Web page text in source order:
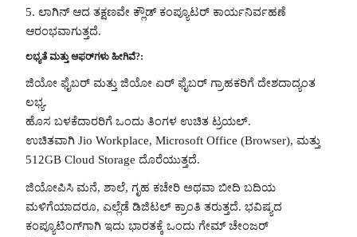
5. ಲಾಗಿನ್ ಆದ ತಕ್ಷಣವೇ ಕ್ಲೌಡ್ ಕಂಪ್ಯೂಟರ್ ಕಾರ್ಯನಿರ್ವಹಣೆ
ಆರಂಭವಾಗುತ್ತದೆ.
ಲಭ್ಯತೆ ಮತ್ತು ಆಫರ್‌ಗಳು ಹೀಗಿವೆ?:
ಜಿಯೋ ಫೈಬರ್ ಮತ್ತು ಜಿಯೋ ಏರ್ ಫೈಬರ್ ಗ್ರಾಹಕರಿಗೆ ದೇಶದಾದ್ಯಂತ
ಲಭ್ಯ.
ಹೊಸ ಬಳಕೆದಾರರಿಗೆ ಒಂದು ತಿಂಗಳ ಉಚಿತ ಟ್ರಯಲ್.
ಉಚಿತವಾಗಿ Jio Workplace, Microsoft Office (Browser), ಮತ್ತು
512GB Cloud Storage ದೊರೆಯುತ್ತದೆ.
ಜಿಯೋಪಿಸಿ ಮನೆ, ಶಾಲೆ, ಗೃಹ ಕಚೇರಿ ಅಥವಾ ಬೀದಿ ಬದಿಯ
ಮಳಿಗೆಯಾದರೂ, ಎಲ್ಲೆಡೆ ಡಿಜಿಟಲ್ ಕ್ರಾಂತಿ ತರುತ್ತದೆ. ಭವಿಷ್ಯದ
ಕಂಪ್ಯೂಟಿಂಗ್‌ಗಾಗಿ ಇದು ಭಾರತಕ್ಕೆ ಒಂದು ಗೇಮ್ ಚೇಂಜರ್